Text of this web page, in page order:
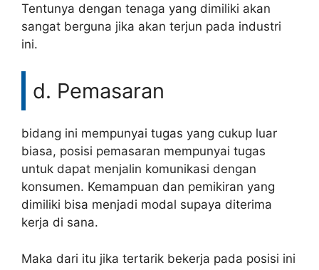
Tentunya dengan tenaga yang dimiliki akan
sangat berguna jika akan terjun pada industri
ini.
d. Pemasaran
bidang ini mempunyai tugas yang cukup luar
biasa, posisi pemasaran mempunyai tugas
untuk dapat menjalin komunikasi dengan
konsumen. Kemampuan dan pemikiran yang
dimiliki bisa menjadi modal supaya diterima
kerja di sana.
Maka dari itu jika tertarik bekerja pada posisi ini